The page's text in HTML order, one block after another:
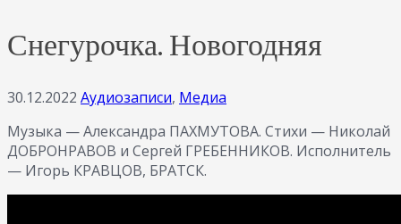
Снегурочка. Новогодняя
30.12.2022 Аудиозаписи, Медиа
Музыка — Александра ПАХМУТОВА. Стихи — Николай
ДОБРОНРАВОВ и Сергей ГРЕБЕННИКОВ. Исполнитель
— Игорь КРАВЦОВ, БРАТСК.